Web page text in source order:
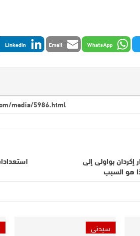
WhatsApp
Email
LinkedIn
بواولى إلى
هو السبب
سيدتي